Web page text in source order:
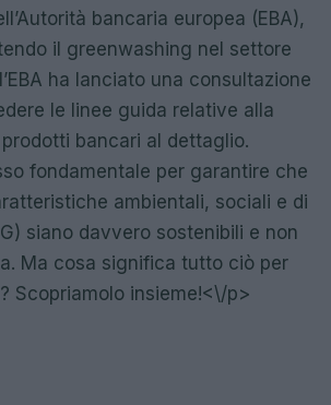
bancaria europea (EBA),
il greenwashing nel settore
ha lanciato una consultazione
le linee guida relative alla
bancari al dettaglio.
fondamentale per garantire che
ambientali, sociali e di
siano davvero sostenibili e non
Ma cosa significa tutto ciò per
Scopriamolo insieme!<\/p>